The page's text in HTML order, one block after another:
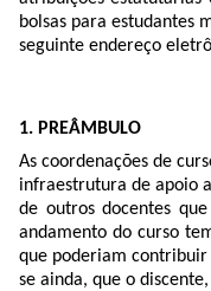
bolsas para estudantes
seguinte endereço
1. PREÂMBULO
As coordenações de
infraestrutura de apoio
de outros docentes
andamento do curso
que poderiam contribuir
se ainda, que o